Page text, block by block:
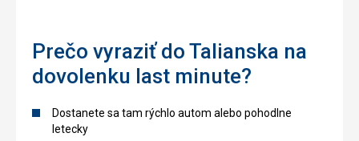
Prečo vyraziť do Talianska na
dovolenku last minute?
Dostanete sa tam rýchlo autom alebo pohodlne
letecky